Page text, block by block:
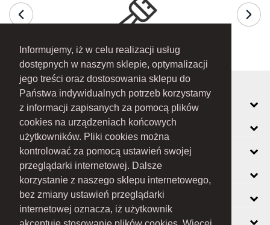
Informujemy, iż w celu realizacji usług
dostępnych w naszym sklepie, optymalizacji
jego treści oraz dostosowania sklepu do
Państwa indywidualnych potrzeb korzystamy
z informacji zapisanych za pomocą plików
cookies na urządzeniach końcowych
użytkowników. Pliki cookies można
kontrolować za pomocą ustawień swojej
przeglądarki internetowej. Dalsze
korzystanie z naszego sklepu internetowego,
bez zmiany ustawień przeglądarki
internetowej oznacza, iż użytkownik
MOJE KONTO
INFORMACJE
O FIRMIE
ZOBACZ RÓWNIEŻ
KONTAKT
NEWSLETTER